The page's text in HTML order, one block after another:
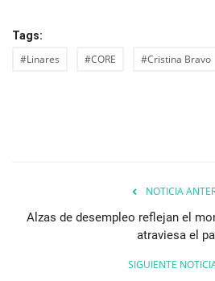
Tags:
#Linares #CORE #Cristina Bravo
NOTICIA
Alzas de desempleo reflejan el
atraviesa el
SIGUIENTE